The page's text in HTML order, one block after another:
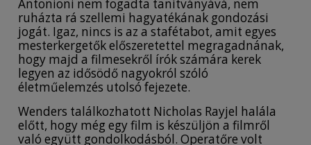
Antonioni nem fogadta tanítványává, nem
ruházta rá szellemi hagyatékának gondozási
jogát. Igaz, nincs is az a stafétabot, amit egyes
mesterkergetők előszeretettel megragadnának,
hogy majd a filmesekről írók számára kerek
legyen az idősödő nagyokról szóló
életműelemzés utolsó fejezete.
Wenders találkozhatott Nicholas Rayjel halála
előtt, hogy még egy film is készüljön a filmről
való együtt gondolkodásból. Operatőre volt